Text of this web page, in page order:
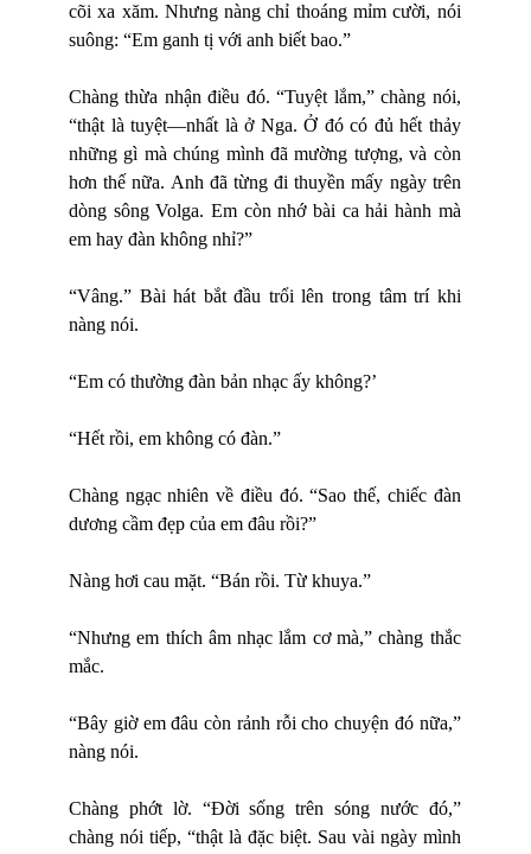
cõi xa xăm. Nhưng nàng chỉ thoáng mỉm cười, nói
suông: “Em ganh tị với anh biết bao.”
Chàng thừa nhận điều đó. “Tuyệt lắm,” chàng nói,
“thật là tuyệt—nhất là ở Nga. Ở đó có đủ hết thảy
những gì mà chúng mình đã mường tượng, và còn
hơn thế nữa. Anh đã từng đi thuyền mấy ngày trên
dòng sông Volga. Em còn nhớ bài ca hải hành mà
em hay đàn không nhỉ?”
“Vâng.” Bài hát bắt đầu trổi lên trong tâm trí khi
nàng nói.
“Em có thường đàn bản nhạc ấy không?’
“Hết rồi, em không có đàn.”
Chàng ngạc nhiên về điều đó. “Sao thế, chiếc đàn
dương cầm đẹp của em đâu rồi?”
Nàng hơi cau mặt. “Bán rồi. Từ khuya.”
“Nhưng em thích âm nhạc lắm cơ mà,” chàng thắc
mắc.
“Bây giờ em đâu còn rảnh rỗi cho chuyện đó nữa,”
nàng nói.
Chàng phớt lờ. “Đời sống trên sóng nước đó,”
chàng nói tiếp, “thật là đặc biệt. Sau vài ngày mình